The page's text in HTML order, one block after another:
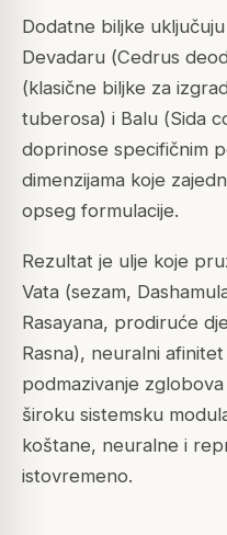
Dodatne biljke uključuju
Devadaru (Cedrus
(klasične biljke za
tuberosa) i Balu (Sida
doprinose specifičnim
dimenzijama koje
opseg formulacije.
Rezultat je ulje koje
Vata (sezam,
Rasayana, prodiruće
Rasna), neuralni
podmazivanje
široku sistemsku
koštane, neuralne i
istovremeno.